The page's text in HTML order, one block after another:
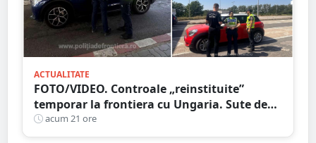
ACTUALITATE
FOTO/VIDEO. Controale „reinstituite”
temporar la frontiera cu Ungaria. Sute de
persoane și mașini, verificate în județul
Satu Mare
acum 21 ore